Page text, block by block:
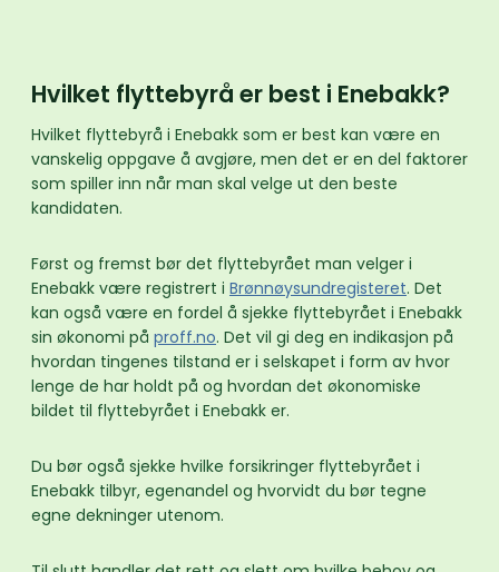
Hvilket flyttebyrå er best i Enebakk?
Hvilket flyttebyrå i Enebakk som er best kan være en
vanskelig oppgave å avgjøre, men det er en del faktorer
som spiller inn når man skal velge ut den beste
kandidaten.
Først og fremst bør det flyttebyrået man velger i
Enebakk være registrert i Brønnøysundregisteret. Det
kan også være en fordel å sjekke flyttebyrået i Enebakk
sin økonomi på proff.no. Det vil gi deg en indikasjon på
hvordan tingenes tilstand er i selskapet i form av hvor
lenge de har holdt på og hvordan det økonomiske
bildet til flyttebyrået i Enebakk er.
Du bør også sjekke hvilke forsikringer flyttebyrået i
Enebakk tilbyr, egenandel og hvorvidt du bør tegne
egne dekninger utenom.